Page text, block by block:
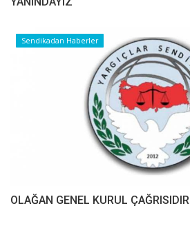
Sendikadan Haberler
OLAĞAN GENEL KURUL ÇAĞRISIDIR